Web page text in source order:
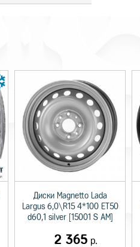
Диски Magnetto Lada
Largus 6,0\R15 4*100 ET50
d60,1 silver [15001 S AM]
2 365 р.